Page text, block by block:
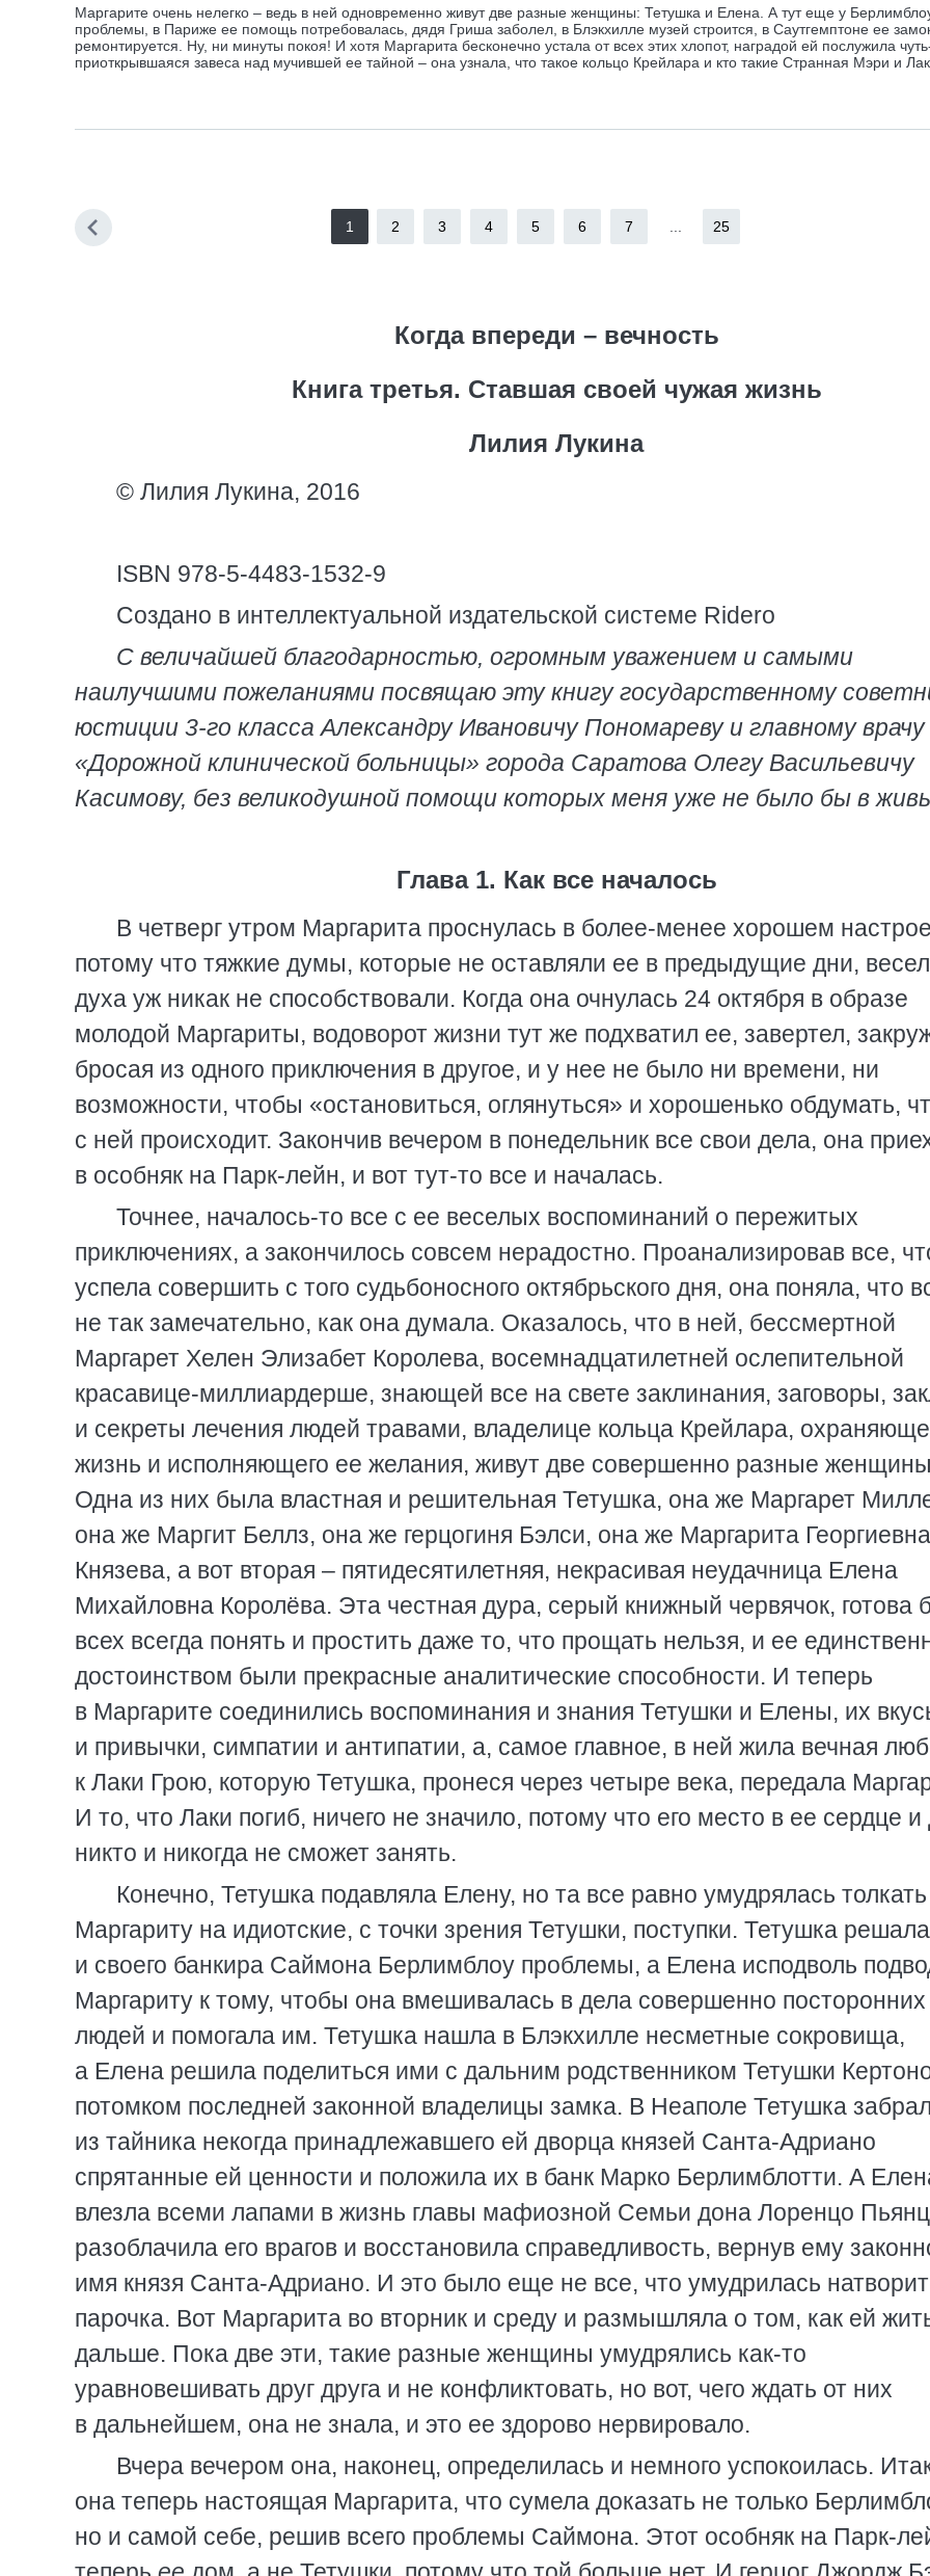
Маргарите очень нелегко – ведь в ней одновременно живут две разные женщины: Тетушка и Елена. А тут еще у
проблемы, в Париже ее помощь потребовалась, дядя Гриша заболел, в Блэкхилле музей строится, в Саутгемптоне ее
ремонтируется. Ну, ни минуты покоя! И хотя Маргарита бесконечно устала от всех этих хлопот, наградой ей послужила
приоткрывшаяся завеса над мучившей ее тайной – она узнала, что такое кольцо Крейлара и кто такие Странная Мэри и
1 2 3 4 5 6 7 25
Когда впереди – вечность
Книга третья. Ставшая своей чужая жизнь
Лилия Лукина
© Лилия Лукина, 2016
ISBN 978-5-4483-1532-9
Создано в интеллектуальной издательской системе Ridero
С величайшей благодарностью, огромным уважением и самыми
наилучшими пожеланиями посвящаю эту книгу государственному
юстиции 3-го класса Александру Ивановичу Пономареву и главному врачу
«Дорожной клинической больницы» города Саратова Олегу Васильевичу
Касимову, без великодушной помощи которых меня уже не было бы в
Глава 1. Как все началось
В четверг утром Маргарита проснулась в более-менее хорошем
потому что тяжкие думы, которые не оставляли ее в предыдущие дни,
духа уж никак не способствовали. Когда она очнулась 24 октября в образе
молодой Маргариты, водоворот жизни тут же подхватил ее, завертел,
бросая из одного приключения в другое, и у нее не было ни времени, ни
возможности, чтобы «остановиться, оглянуться» и хорошенько обдумать,
с ней происходит. Закончив вечером в понедельник все свои дела, она
в особняк на Парк-лейн, и вот тут-то все и началась.
Точнее, началось-то все с ее веселых воспоминаний о пережитых
приключениях, а закончилось совсем нерадостно. Проанализировав все,
успела совершить с того судьбоносного октябрьского дня, она поняла, что
не так замечательно, как она думала. Оказалось, что в ней, бессмертной
Маргарет Хелен Элизабет Королева, восемнадцатилетней ослепительной
красавице-миллиардерше, знающей все на свете заклинания, заговоры,
и секреты лечения людей травами, владелице кольца Крейлара,
жизнь и исполняющего ее желания, живут две совершенно разные
Одна из них была властная и решительная Тетушка, она же Маргарет
она же Маргит Беллз, она же герцогиня Бэлси, она же Маргарита Георгиевна
Князева, а вот вторая – пятидесятилетняя, некрасивая неудачница Елена
Михайловна Королёва. Эта честная дура, серый книжный червячок, готова
всех всегда понять и простить даже то, что прощать нельзя, и ее
достоинством были прекрасные аналитические способности. И теперь
в Маргарите соединились воспоминания и знания Тетушки и Елены, их
и привычки, симпатии и антипатии, а, самое главное, в ней жила вечная
к Лаки Грою, которую Тетушка, пронеся через четыре века, передала
И то, что Лаки погиб, ничего не значило, потому что его место в ее сердце
никто и никогда не сможет занять.
Конечно, Тетушка подавляла Елену, но та все равно умудрялась толкать
Маргариту на идиотские, с точки зрения Тетушки, поступки. Тетушка
и своего банкира Саймона Берлимблоу проблемы, а Елена исподволь
Маргариту к тому, чтобы она вмешивалась в дела совершенно посторонних
людей и помогала им. Тетушка нашла в Блэкхилле несметные сокровища,
а Елена решила поделиться ими с дальним родственником Тетушки
потомком последней законной владелицы замка. В Неаполе Тетушка
из тайника некогда принадлежавшего ей дворца князей Санта-Адриано
спрятанные ей ценности и положила их в банк Марко Берлимблотти. А
влезла всеми лапами в жизнь главы мафиозной Семьи дона Лоренцо
разоблачила его врагов и восстановила справедливость, вернув ему
имя князя Санта-Адриано. И это было еще не все, что умудрилась
парочка. Вот Маргарита во вторник и среду и размышляла о том, как ей
дальше. Пока две эти, такие разные женщины умудрялись как-то
уравновешивать друг друга и не конфликтовать, но вот, чего ждать от них
в дальнейшем, она не знала, и это ее здорово нервировало.
Вчера вечером она, наконец, определилась и немного успокоилась.
она теперь настоящая Маргарита, что сумела доказать не только
но и самой себе, решив всего проблемы Саймона. Этот особняк на Парк-